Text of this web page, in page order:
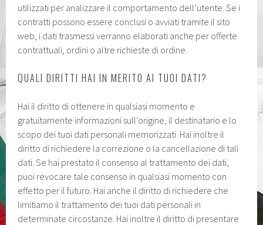
utilizzati per analizzare il comportamento dell’utente. Se i
contratti possono essere conclusi o avviati tramite il sito
web, i dati trasmessi verranno elaborati anche per offerte
contrattuali, ordini o altre richieste di ordine.
QUALI DIRITTI HAI IN MERITO AI TUOI DATI?
Hai il diritto di ottenere in qualsiasi momento e
gratuitamente informazioni sull’origine, il destinatario e lo
scopo dei tuoi dati personali memorizzati. Hai inoltre il
diritto di richiedere la correzione o la cancellazione di tali
dati. Se hai prestato il consenso al trattamento dei dati,
puoi revocare tale consenso in qualsiasi momento con
effetto per il futuro. Hai anche il diritto di richiedere che
limitiamo il trattamento dei tuoi dati personali in
determinate circostanze. Hai inoltre il diritto di presentare